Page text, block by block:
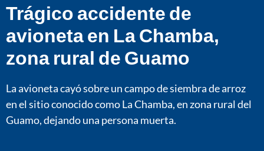
Trágico accidente de
avioneta en La Chamba,
zona rural de Guamo
La avioneta cayó sobre un campo de siembra de arroz
en el sitio conocido como La Chamba, en zona rural del
Guamo, dejando una persona muerta.